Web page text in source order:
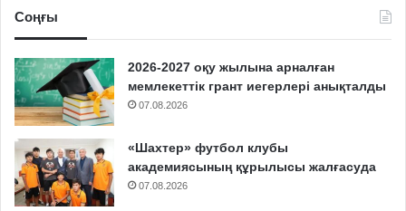
Соңғы
2026-2027 оқу жылына арналған
мемлекеттік грант иегерлері анықталды
07.08.2026
«Шахтер» футбол клубы
академиясының құрылысы жалғасуда
07.08.2026